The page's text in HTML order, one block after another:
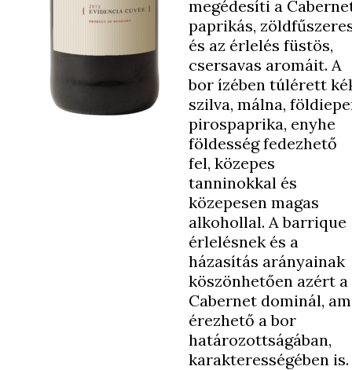
megédesíti a
paprikás,
és az érlelés füstös,
csersavas aromáit. A
bor ízében túlérett
szilva, málna,
pirospaprika, enyhe
földesség fedezhető
fel, közepes
tanninokkal és
közepesen magas
alkohollal. A barrique
érlelésnek és a
házasítás arányainak
köszönhetően azért a
Cabernet dominál,
érezhető a bor
határozottságában,
karakterességében is.